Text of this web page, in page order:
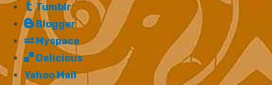
Tumblr
Blogger
Myspace
Delicious
Yahoo Mail